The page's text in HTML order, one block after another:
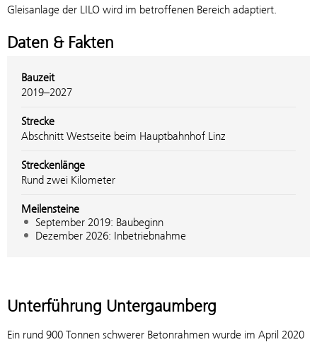
Gleisanlage der LILO wird im betroffenen Bereich adaptiert.
Daten & Fakten
Bauzeit
2019–2027
Strecke
Abschnitt Westseite beim Hauptbahnhof Linz
Streckenlänge
Rund zwei Kilometer
Meilensteine
September 2019: Baubeginn
Dezember 2026: Inbetriebnahme
Unterführung Untergaumberg
Ein rund 900 Tonnen schwerer Betonrahmen wurde im April 2020